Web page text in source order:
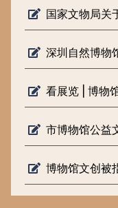
国家文物局关于印发《未
深圳自然博物
看展览 | 博物
市博物馆公益文
博物馆文创被